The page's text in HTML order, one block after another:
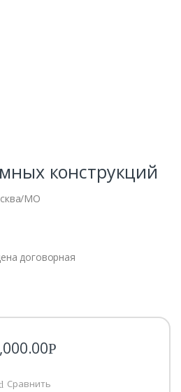
конструкций
МО
договорная
Р
Сравнить